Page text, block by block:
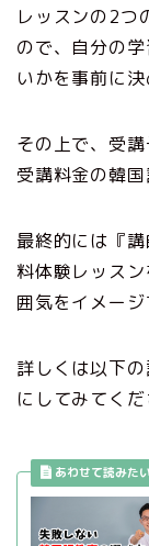
レッスンの2つ
ので、自分の
いかを事前に決
その上で、受
受講料金の韓
最終的には『
料体験レッス
囲気をイメージ
詳しくは以下
にしてみてくだ